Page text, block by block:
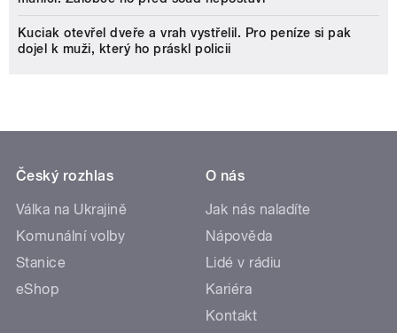
Kuciak otevřel dveře a vrah vystřelil. Pro peníze si pak
dojel k muži, který ho práskl policii
Český rozhlas
Válka na Ukrajině
Komunální volby
Stanice
eShop
O nás
Jak nás naladíte
Nápověda
Lidé v rádiu
Kariéra
Kontakt